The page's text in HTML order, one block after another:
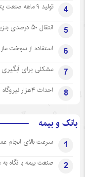
4 تولید ۹ ماهه صنعت پتروشیمی با ۷ درصد رشد به ۵۳ میلیون تن رسید
5 انتقال ۵۰ درصدی بنزین کشور از منطقه خلیج فارس
6 استفاده از سوخت
7 مشکلی برای
8 احداث ۴هزار نیروگاه خورشیدی همزمان با سفر رئیس جمهور به یزد
بانک و بیمه
1 سرعت بالای انجام
2 صنعت بیمه با نگاه